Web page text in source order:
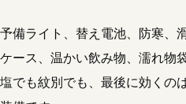
予備ライト、替え電池、防寒、
ケース、温かい飲み物、濡れ物
塩でも紋別でも、最後に効くの